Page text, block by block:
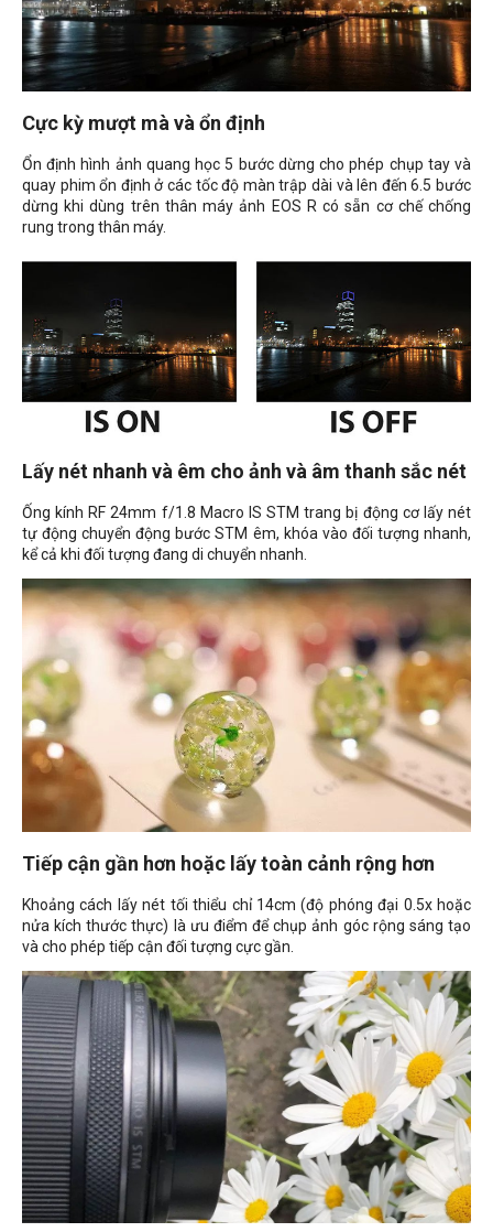
Cực kỳ mượt mà và ổn định
Ổn định hình ảnh quang học 5 bước dừng cho phép chụp tay và
quay phim ổn định ở các tốc độ màn trập dài và lên đến 6.5 bước
dừng khi dùng trên thân máy ảnh EOS R có sẵn cơ chế chống
rung trong thân máy.
Lấy nét nhanh và êm cho ảnh và âm thanh sắc nét
Ống kính RF 24mm f/1.8 Macro IS STM trang bị động cơ lấy nét
tự động chuyển động bước STM êm, khóa vào đối tượng nhanh,
kể cả khi đối tượng đang di chuyển nhanh.
Tiếp cận gần hơn hoặc lấy toàn cảnh rộng hơn
Khoảng cách lấy nét tối thiểu chỉ 14cm (độ phóng đại 0.5x hoặc
nửa kích thước thực) là ưu điểm để chụp ảnh góc rộng sáng tạo
và cho phép tiếp cận đối tượng cực gần.